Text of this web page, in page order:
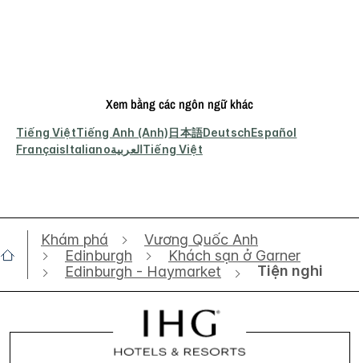
Xem bằng các ngôn ngữ khác
Tiếng ViệtTiếng Anh (Anh)日本語DeutschEspañol
FrançaisItalianoالعربيةTiếng Việt
Khám phá
Vương Quốc Anh
Edinburgh
Khách sạn ở Garner
Edinburgh - Haymarket
Tiện nghi